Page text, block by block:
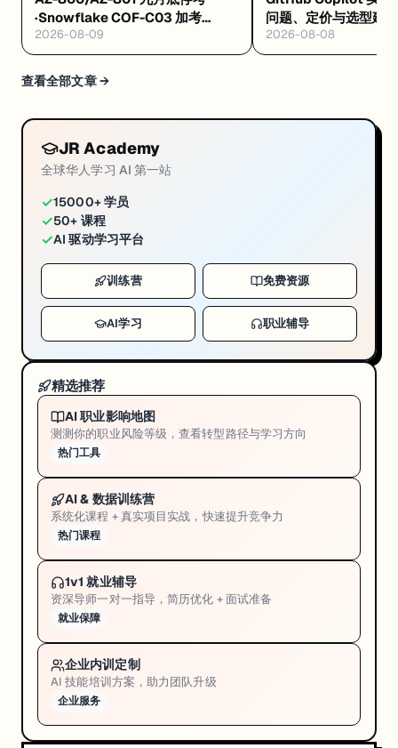
·Snowflake COF-C03 加考
Cortex AI·AWS 十万免费 AI 席
8/4 开训
2026-08-09
问题、定价与选型建议
2026-08-08
查看全部文章 →
JR Academy
全球华人学习 AI 第一站
✓15000+ 学员
✓50+ 课程
✓AI 驱动学习平台
训练营 免费资源
AI学习 职业辅导
精选推荐
AI 职业影响地图
测测你的职业风险等级，查看转型路径与学习方向
热门工具
AI & 数据训练营
系统化课程 + 真实项目实战，快速提升竞争力
热门课程
1v1 就业辅导
资深导师一对一指导，简历优化 + 面试准备
就业保障
企业内训定制
AI 技能培训方案，助力团队升级
企业服务